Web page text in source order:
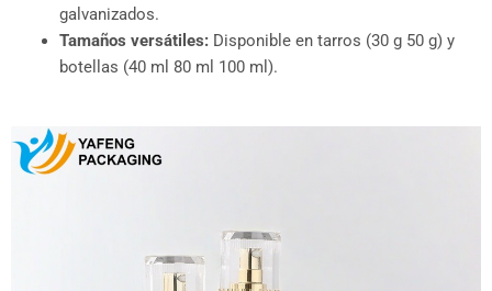
galvanizados.
Tamaños versátiles:Disponible en tarros (30 g 50 g) y
botellas (40 ml 80 ml 100 ml).